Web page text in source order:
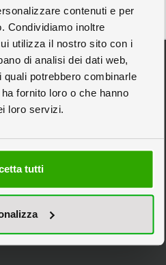
contenuti e per
Condividiamo inoltre
utilizza il nostro sito con i
di analisi dei dati web,
potrebbero combinarle
fornito loro o che hanno
loro servizi.
tutti